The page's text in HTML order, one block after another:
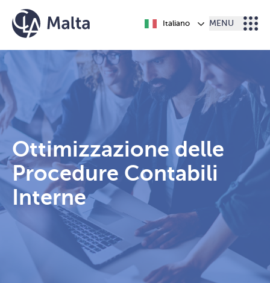
Vai al contenuto
Italiano MENU
Ottimizzazione delle
Procedure Contabili
Interne